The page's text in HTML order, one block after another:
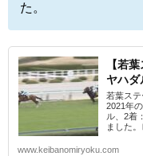
た。
【若
ヤハダ
若葉ステ
2021年
ル、2着
ました
www.keibanomiryoku.com